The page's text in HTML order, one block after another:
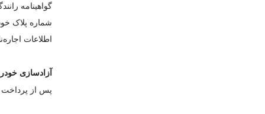
گواهینامه
شماره پلاک
اطلاعات
آزادسازی
پس از پرداخت